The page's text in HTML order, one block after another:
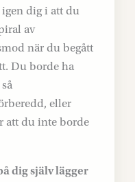
igen dig i att du
av
när du begått
Du borde ha
eller
att du inte borde
dig själv lägger